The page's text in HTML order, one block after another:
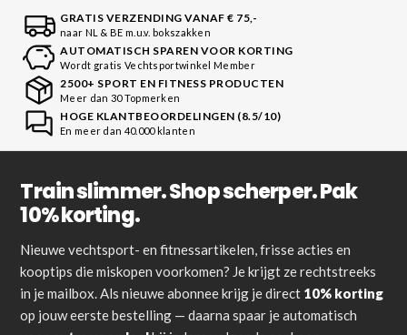
GRATIS VERZENDING VANAF € 75,-
naar NL & BE m.u.v. bokszakken
AUTOMATISCH SPAREN VOOR KORTING
Wordt gratis Vechtsportwinkel Member
2500+ SPORT EN FITNESS PRODUCTEN
Meer dan 30 Topmerken
HOGE KLANTBEOORDELINGEN (8.5/10)
En meer dan 40.000 klanten
Train slimmer. Shop scherper. Pak
10% korting.
Nieuwe vechtsport- en fitnessartikelen, frisse acties en
kooptips die miskopen voorkomen? Je krijgt ze rechtstreeks
in je mailbox. Als nieuwe abonnee krijg je direct 10% korting
op jouw eerste bestelling — daarna spaar je automatisch